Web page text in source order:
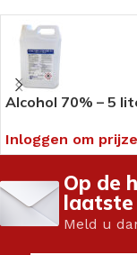
Alcohol 70% – 5
Inloggen om
Op de
laatste
Meld u